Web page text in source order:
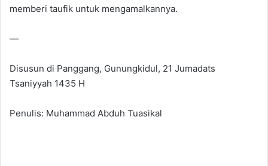
memberi taufik untuk mengamalkannya.
—
Disusun di Panggang, Gunungkidul, 21 Jumadats
Tsaniyyah 1435 H
Penulis: Muhammad Abduh Tuasikal